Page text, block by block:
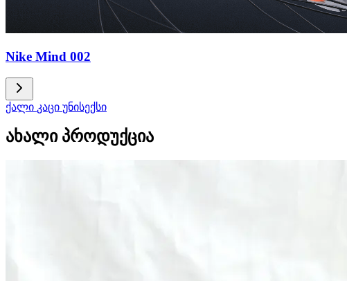
Nike Mind 002
ქალი კაცი უნისექსი
ახალი პროდუქცია